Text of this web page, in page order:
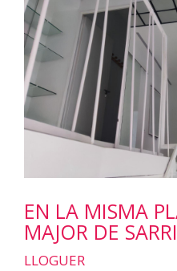
EN LA MISMA
MAJOR DE
LLOGUER